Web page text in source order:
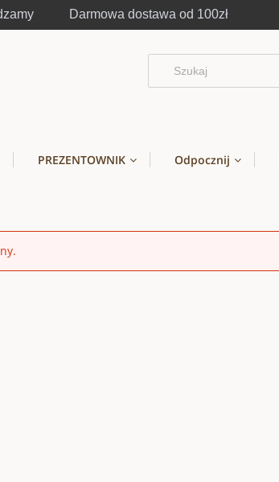
Darmowa dostawa od 100zł
PREZENTOWNIK Odpocznij